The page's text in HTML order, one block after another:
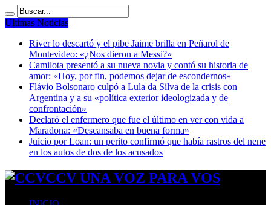
Ultimas Noticias
River lo descartó y el pibe Jaime brilla en Peñarol de
Montevideo: «¿Nos dieron a Messi?»
Camilota presentó a su nueva novia y contó su historia de
amor: «Hoy, por fin, podemos dejar de escondernos»
Flávio Bolsonaro culpó a Lula da Silva de la crisis con
Argentina y a su «política exterior ideologizada y de
confrontación»
Declaró el enfermero que fue el último en ver con vida a
Maradona: «Descansaba en buena forma»
Juicio por Loan: un perito confirmó que había rastros del nene
en los autos de dos de los acusados
CCV UNA VOZ PARA VOS